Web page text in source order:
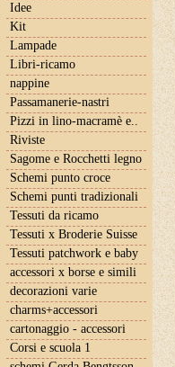
Idee
Kit
Lampade
Libri-ricamo
nappine
Passamanerie-nastri
Pizzi in lino-macramè e..
Riviste
Sagome e Rocchetti legno
Schemi punto croce
Schemi punti tradizionali
Tessuti da ricamo
Tessuti x Broderie Suisse
Tessuti patchwork e baby
accessori x borse e simili
decorazioni varie
charms+accessori
cartonaggio - accessori
Corsi e scuola 1